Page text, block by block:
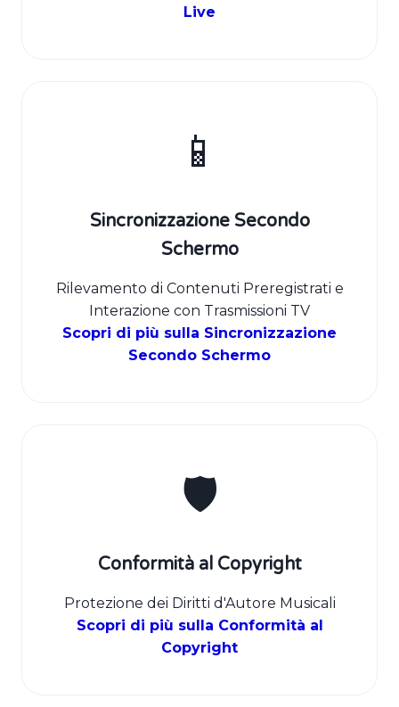
Live
📱
Sincronizzazione Secondo
Schermo
Rilevamento di Contenuti Preregistrati e
Interazione con Trasmissioni TV
Scopri di più sulla Sincronizzazione
Secondo Schermo
🛡️
Conformità al Copyright
Protezione dei Diritti d'Autore Musicali
Scopri di più sulla Conformità al
Copyright